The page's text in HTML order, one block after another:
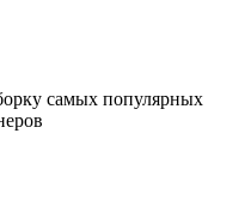
самых популярных